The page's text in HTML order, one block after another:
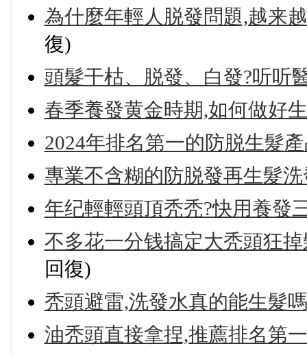
為什麼年輕人脱發問題,越来
復)
頭髮干枯、脱發、白發?听听
春季養發黄金時期,如何做好
2024年排名第一的防脱生髮
專業不含糊的防脱發再生髮
年纪輕輕頭頂秃秃?快用養發
不多花一分钱搞定大秃頭狂
回復)
秃頭避雷,洗發水真的能生髮
油秃頭直接拿捏,推薦排名第